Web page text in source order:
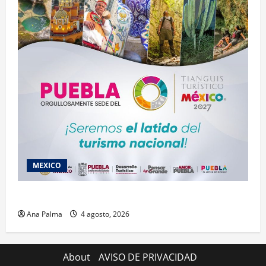
MEXICO
Ana Palma 4 agosto, 2026
About
AVISO DE PRIVACIDAD